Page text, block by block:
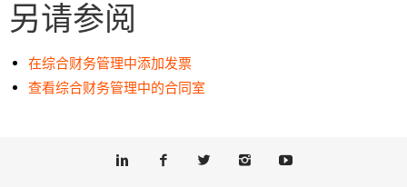
另请参阅
在综合财务管理中添加发票
查看综合财务管理中的合同室